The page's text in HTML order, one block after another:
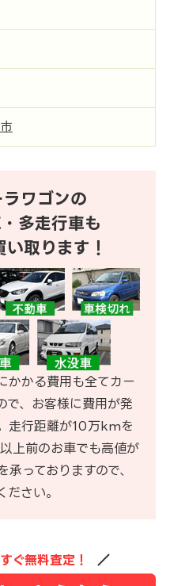
ラワゴンの
多走行車も
い取ります！
かかる費用も全てカー
で、お客様に費用が発
走行距離が10万kmを
上前のお車でも高値が
っておりますので、
さい。
ぐ無料査定！